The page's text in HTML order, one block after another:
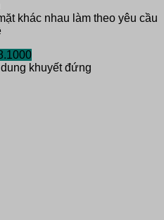
khác nhau làm theo yêu cầu